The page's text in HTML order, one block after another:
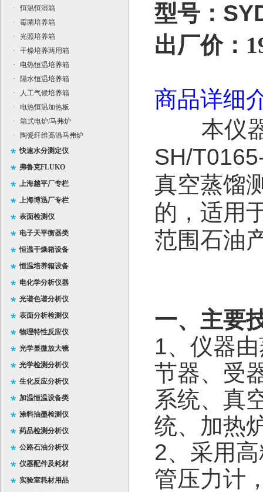
·
恒温恒湿箱
·
霉菌培养箱
·
光照培养箱
·
干燥培养两用箱
·
电热恒温培养箱
·
隔水恒温培养箱
·
人工气候培养箱
·
电热恒温加热板
·
箱式电炉/马弗炉
·
陶瓷纤维高温马弗炉
快速水分测定仪
弗鲁克FLUKO
上海越平厂专栏
上海博迅厂专栏
表面检测仪
电子天平衡器类
恒温干燥箱设备
恒温培养箱设备
电化学分析仪器
光谱色谱分析仪
表面分析检测仪
物理特性反应仪
光学显微放大镜
光学检测分析仪
生化反应分析仪
加温恒温设备类
涂料油墨检测仪
药品检测分析仪
公路石油分析仪
仪器配件及耗材
实验室耗材用品
型号：
出厂价：
商品详细
本仪
SH/
真空蒸馏
的，适用
范围石油
一、主要
1、仪器
节器、受
系统、真
统、加热
2、采用
管压力计